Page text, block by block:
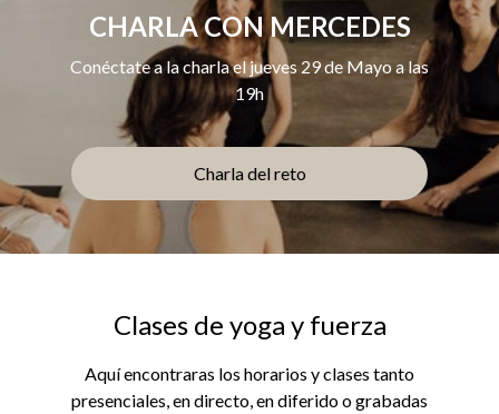
CHARLA CON MERCEDES
Conéctate a la charla el jueves 29 de Mayo a las
19h
Charla del reto
Clases de yoga y fuerza
Aquí encontraras los horarios y clases tanto
presenciales, en directo, en diferido o grabadas